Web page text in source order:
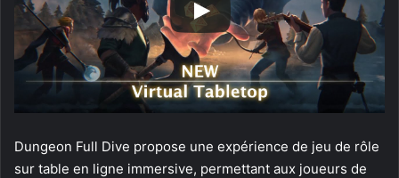
Dungeon Full Dive propose une expérience de jeu de rôle
sur table en ligne immersive, permettant aux joueurs de